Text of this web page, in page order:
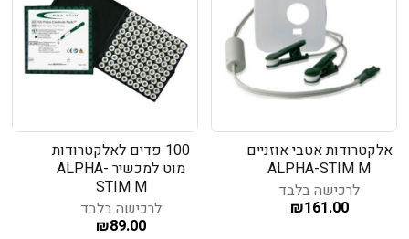
אלקטרודות אטבי אוזניים
ALPHA-STIM M
לרכישה בלבד
₪161.00
100 פדים לאלקטרודות
מוט למכשיר ALPHA-
STIM M
לרכישה בלבד
₪89.00